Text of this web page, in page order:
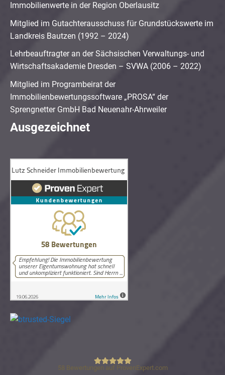
Immobilienwerte in der Region Oberlausitz
Mitglied im Gutachterausschuss für Grundstückswerte im
Landkreis Bautzen (1992 – 2024)
Lehrbeauftragter an der Sächsischen Verwaltungs- und
Wirtschaftsakademie Dresden – SVWA (2006 – 2022)
Mitglied im Programbeirat der
Immobilienbewertungssoftware „PROSA“ der
Sprengnetter GmbH Bad Neuenahr-Ahrweiler
Ausgezeichnet
58 Bewertungen auf ProvenExpert.com